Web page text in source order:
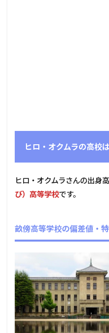
ヒロ・オクムラの高校
ヒロ・オクムラさんの出身高
び）高等学校です。
畝傍高等学校の偏差値・